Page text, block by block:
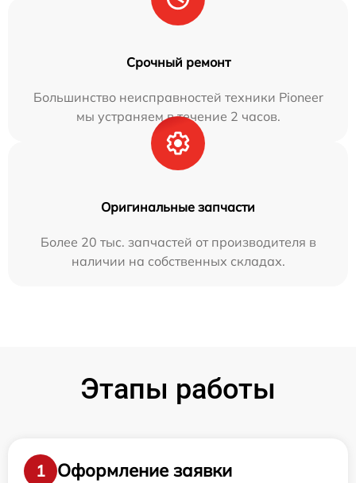
Срочный ремонт
Большинство неисправностей техники Pioneer
мы устраняем в течение 2 часов.
Оригинальные запчасти
Более 20 тыс. запчастей от производителя в
наличии на собственных складах.
Этапы работы
1
Оформление заявки